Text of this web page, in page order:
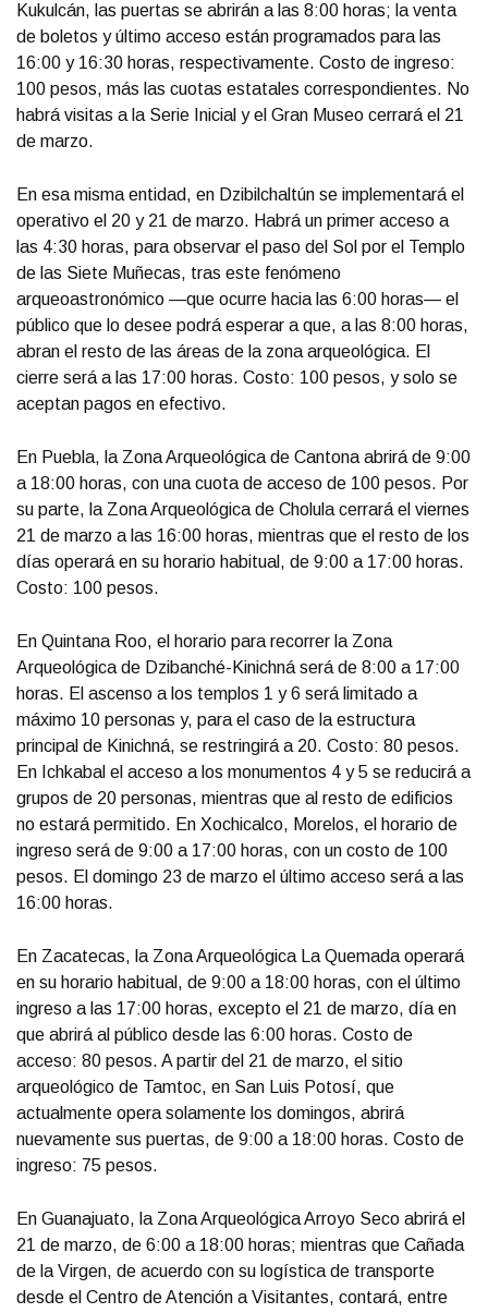
Kukulcán, las puertas se abrirán a las 8:00 horas; la venta
de boletos y último acceso están programados para las
16:00 y 16:30 horas, respectivamente. Costo de ingreso:
100 pesos, más las cuotas estatales correspondientes. No
habrá visitas a la Serie Inicial y el Gran Museo cerrará el 21
de marzo.
En esa misma entidad, en Dzibilchaltún se implementará el
operativo el 20 y 21 de marzo. Habrá un primer acceso a
las 4:30 horas, para observar el paso del Sol por el Templo
de las Siete Muñecas, tras este fenómeno
arqueoastronómico —que ocurre hacia las 6:00 horas— el
público que lo desee podrá esperar a que, a las 8:00 horas,
abran el resto de las áreas de la zona arqueológica. El
cierre será a las 17:00 horas. Costo: 100 pesos, y solo se
aceptan pagos en efectivo.
En Puebla, la Zona Arqueológica de Cantona abrirá de 9:00
a 18:00 horas, con una cuota de acceso de 100 pesos. Por
su parte, la Zona Arqueológica de Cholula cerrará el viernes
21 de marzo a las 16:00 horas, mientras que el resto de los
días operará en su horario habitual, de 9:00 a 17:00 horas.
Costo: 100 pesos.
En Quintana Roo, el horario para recorrer la Zona
Arqueológica de Dzibanché-Kinichná será de 8:00 a 17:00
horas. El ascenso a los templos 1 y 6 será limitado a
máximo 10 personas y, para el caso de la estructura
principal de Kinichná, se restringirá a 20. Costo: 80 pesos.
En Ichkabal el acceso a los monumentos 4 y 5 se reducirá a
grupos de 20 personas, mientras que al resto de edificios
no estará permitido. En Xochicalco, Morelos, el horario de
ingreso será de 9:00 a 17:00 horas, con un costo de 100
pesos. El domingo 23 de marzo el último acceso será a las
16:00 horas.
En Zacatecas, la Zona Arqueológica La Quemada operará
en su horario habitual, de 9:00 a 18:00 horas, con el último
ingreso a las 17:00 horas, excepto el 21 de marzo, día en
que abrirá al público desde las 6:00 horas. Costo de
acceso: 80 pesos. A partir del 21 de marzo, el sitio
arqueológico de Tamtoc, en San Luis Potosí, que
actualmente opera solamente los domingos, abrirá
nuevamente sus puertas, de 9:00 a 18:00 horas. Costo de
ingreso: 75 pesos.
En Guanajuato, la Zona Arqueológica Arroyo Seco abrirá el
21 de marzo, de 6:00 a 18:00 horas; mientras que Cañada
de la Virgen, de acuerdo con su logística de transporte
desde el Centro de Atención a Visitantes, contará, entre